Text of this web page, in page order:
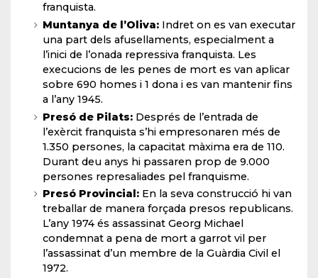
franquista.
Muntanya de l’Oliva: Indret on es van executar
una part dels afusellaments, especialment a
l’inici de l’onada repressiva franquista. Les
execucions de les penes de mort es van aplicar
sobre 690 homes i 1 dona i es van mantenir fins
a l’any 1945.
Presó de Pilats:Després de l’entrada de
l’exèrcit franquista s’hi empresonaren més de
1.350 persones, la capacitat màxima era de 110.
Durant deu anys hi passaren prop de 9.000
persones represaliades pel franquisme.
Presó Provincial:En la seva construcció hi van
treballar de manera forçada presos republicans.
L’any 1974 és assassinat Georg Michael
condemnat a pena de mort a garrot vil per
l’assassinat d’un membre de la Guàrdia Civil el
1972.